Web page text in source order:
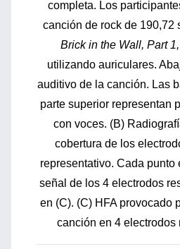
completa. Los
canción de rock de 190,72
Brick in the Wall, Part
utilizando auriculares.
auditivo de la canción. Las
parte superior representan
con voces. (B)
cobertura de los
representativo. Cada punto
señal de los 4 electrodos
en (C). (C) HFA provocado
canción en 4 electrodos